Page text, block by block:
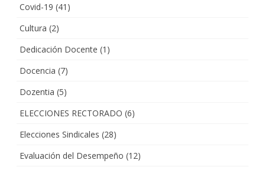
Covid-19 (41)
Cultura (2)
Dedicación Docente (1)
Docencia (7)
Dozentia (5)
ELECCIONES RECTORADO (6)
Elecciones Sindicales (28)
Evaluación del Desempeño (12)